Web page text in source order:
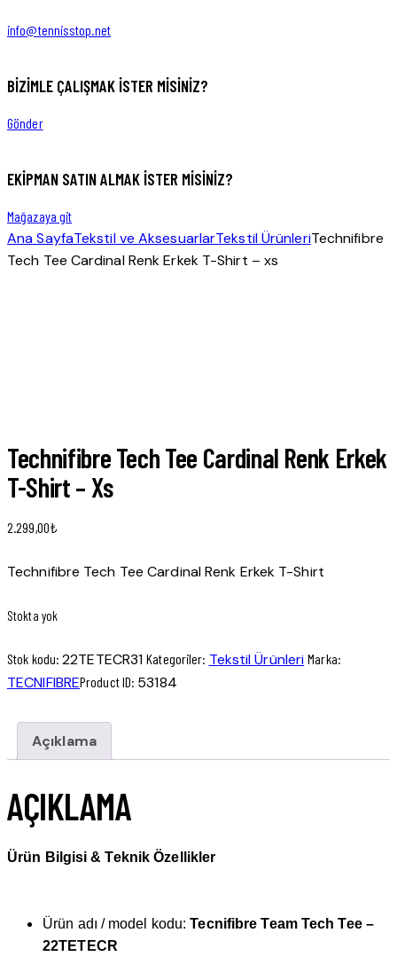
info@tennisstop.net
BIZIMLE ÇALIŞMAK İSTER MISINIZ?
Gönder
EKIPMAN SATIN ALMAK ISTER MISINIZ?
Mağazaya git
Ana SayfaTekstil ve AksesuarlarTekstil ÜrünleriTechnifibre
Tech Tee Cardinal Renk Erkek T-Shirt – xs
Technifibre Tech Tee Cardinal Renk Erkek
T-Shirt – Xs
2.299,00₺
Technifibre Tech Tee Cardinal Renk Erkek T-Shirt
Stokta yok
Stok kodu:22TETECR31 Kategoriler: Tekstil Ürünleri Marka:
TECNIFIBREProduct ID: 53184
Açıklama
AÇIKLAMA
Ürün Bilgisi & Teknik Özellikler
Ürün adı / model kodu:Tecnifibre Team Tech Tee –
22TETECR